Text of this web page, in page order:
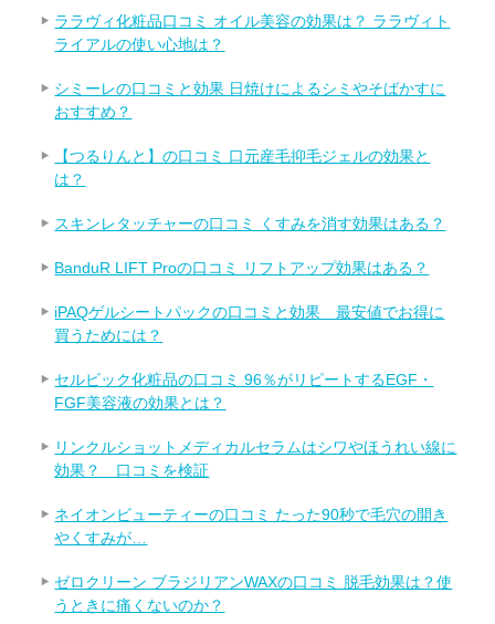
ララヴィ化粧品口コミ オイル美容の効果は？ ララヴィト
ライアルの使い心地は？
シミーレの口コミと効果 日焼けによるシミやそばかすに
おすすめ？
【つるりんと】の口コミ 口元産毛抑毛ジェルの効果と
は？
スキンレタッチャーの口コミ くすみを消す効果はある？
BanduR LIFT Proの口コミ リフトアップ効果はある？
iPAQゲルシートパックの口コミと効果 最安値でお得に
買うためには？
セルビック化粧品の口コミ 96％がリピートするEGF・
FGF美容液の効果とは？
リンクルショットメディカルセラムはシワやほうれい線に
効果？ 口コミを検証
ネイオンビューティーの口コミ たった90秒で毛穴の開き
やくすみが…
ゼロクリーン ブラジリアンWAXの口コミ 脱毛効果は？使
うときに痛くないのか？